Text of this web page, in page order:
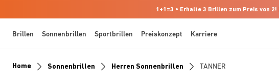
1+1=3 • Erhalte 3 Brillen zum Preis von 2! |
Brillen Sonnenbrillen Sportbrillen Preiskonzept Karriere
Home Sonnenbrillen Herren Sonnenbrillen TANNER